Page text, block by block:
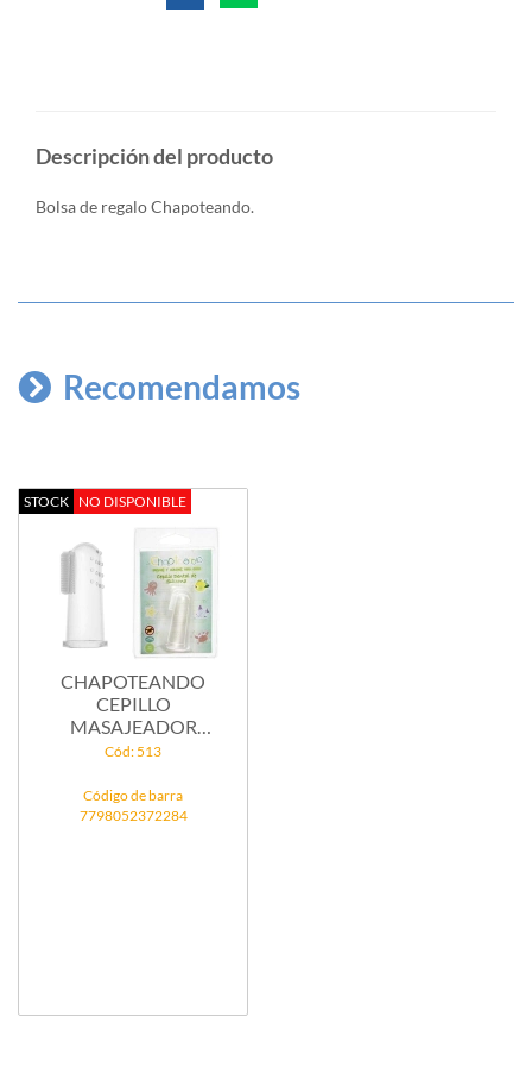
Descripción del producto
Bolsa de regalo Chapoteando.
Recomendamos
STOCK NO DISPONIBLE
CHAPOTEANDO
CEPILLO
MASAJEADOR
DENTAL SILICONA...
Cód: 513
Código de barra
7798052372284